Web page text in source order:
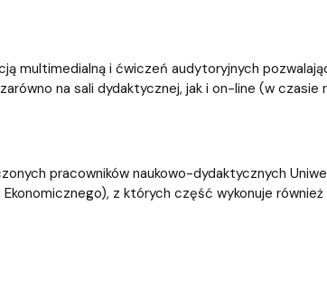
multimedialną i ćwiczeń audytoryjnych
na sali dydaktycznej, jak i on-line (w
pracowników naukowo-dydaktycznych
Ekonomicznego), z których część wykonuje